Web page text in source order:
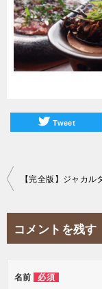
Tweet
投
ー
コメントを残す
名前 必須